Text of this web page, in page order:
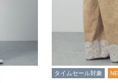
タイムセール対象